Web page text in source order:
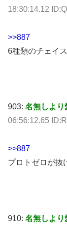
18:30:14.12
>>887
6種類のチェイ
903: 名無しより
06:56:12.65
>>887
プロトゼロが抜
910: 名無しより